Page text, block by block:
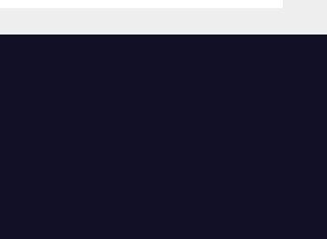
BACALAUREAT 2026